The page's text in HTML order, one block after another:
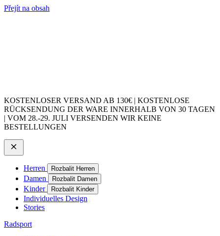
Přejít na obsah
KOSTENLOSER VERSAND AB 130€ | KOSTENLOSE
RÜCKSENDUNG DER WARE INNERHALB VON 30 TAGEN
| VOM 28.-29. JULI VERSENDEN WIR KEINE
BESTELLUNGEN
Herren Rozbalit Herren
Damen Rozbalit Damen
Kinder Rozbalit Kinder
Individuelles Design
Stories
Radsport